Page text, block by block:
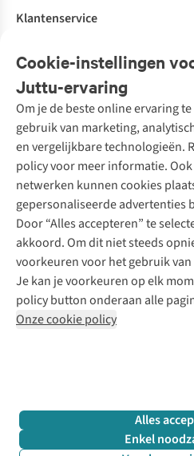
Cookie-instellingen
Juttu-ervaring
Om je de beste online ervaring
gebruik van marketing,
en vergelijkbare technologieën.
policy voor meer informatie.
netwerken kunnen cookies
gepersonaliseerde advertenties
Door “Alles accepteren” te
akkoord. Om dit niet steeds
voorkeuren voor het gebruik
Je kan je voorkeuren op elk
policy button onderaan alle
Onze cookie policy
Alles
Enkel
Klantenservice
Bestellen
Betalen
10% studentenkorting
Klarna - achteraf betalen
Levering
Retourneren
Bestelling herroepen
Garantie
Contact
Onze diensten
Tweedehands - ReJUsed
Kledingatelier
Personal shopping
Textielbox
Events / workshops
Juttu
Over ons
Juttu Friends
Inspiratie
Werken bij Juttu
Onze winkels
De wereld van Juttu
Verantwoord ondernemen
Toegankelijkheidsverklaring
Merken
Nathalie Vleeschouwer
Selected dames
HKLiving
Dickies
Sessùn
Strom
O My Bag
Revolution
Meld je aan voor de nieuwsbrief
Follow
+32 (0)3 828 30 15
BTW BE